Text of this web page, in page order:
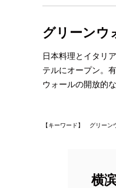
グリーンウ
日本料理とイタリ
テルにオープン。
ウォールの開放的
【キーワード】 グリー
横